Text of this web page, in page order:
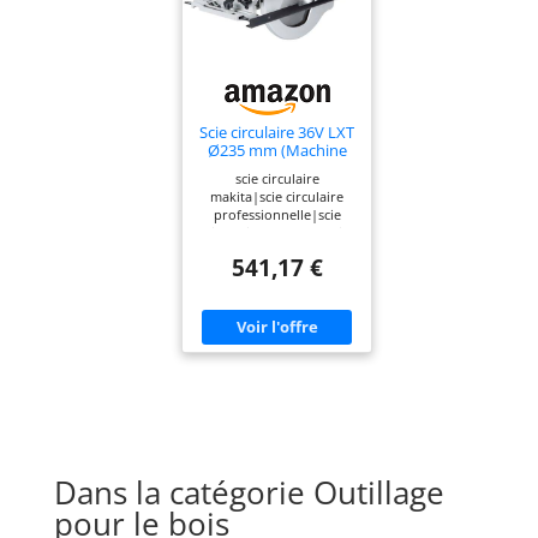
Scie circulaire 36V LXT
Ø235 mm (Machine
AWS - MAKITA
DHS900ZU
scie circulaire
makita|scie circulaire
professionnelle|scie
circulaire sans fil|achat
batterie|scie circulaire
541,17 €
Dans la catégorie Outillage
pour le bois